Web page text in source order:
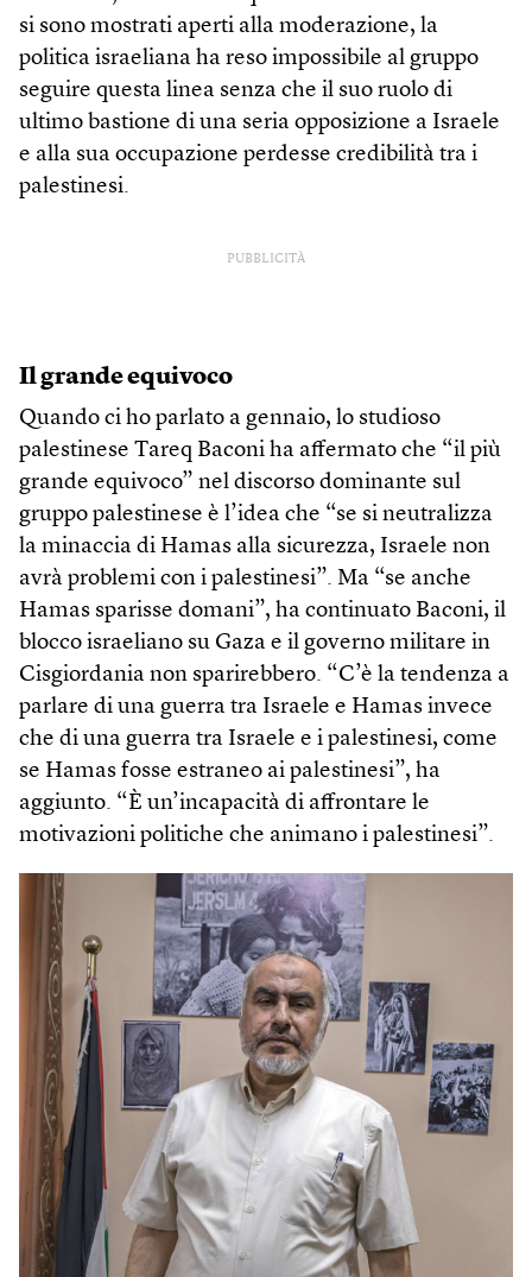
si sono mostrati aperti alla moderazione, la
politica israeliana ha reso impossibile al gruppo
seguire questa linea senza che il suo ruolo di
ultimo bastione di una seria opposizione a Israele
e alla sua occupazione perdesse credibilità tra i
palestinesi.
PUBBLICITÀ
Il grande equivoco
Quando ci ho parlato a gennaio, lo studioso
palestinese Tareq Baconi ha affermato che “il più
grande equivoco” nel discorso dominante sul
gruppo palestinese è l’idea che “se si neutralizza
la minaccia di Hamas alla sicurezza, Israele non
avrà problemi con i palestinesi”. Ma “se anche
Hamas sparisse domani”, ha continuato Baconi, il
blocco israeliano su Gaza e il governo militare in
Cisgiordania non sparirebbero. “C’è la tendenza a
parlare di una guerra tra Israele e Hamas invece
che di una guerra tra Israele e i palestinesi, come
se Hamas fosse estraneo ai palestinesi”, ha
aggiunto. “È un’incapacità di affrontare le
motivazioni politiche che animano i palestinesi”.